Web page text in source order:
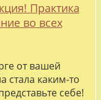
Практика
во всех
от вашей
стала каким-то
себе!